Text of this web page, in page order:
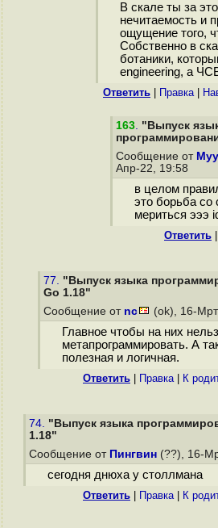
В скале ты за
нечитаемость и
ощущение того,
Собственно в
ботаники,
engineering, а
Ответить Правка|
163. "Выпуск
Сообщение от
Апр-22, 19:58
в целом
это борьба со
мериться эээ
Ответить
77. "Выпуск языка
Go 1.18"
Сообщение от nc (ok), 16-
Главное чтобы на них
метапрограммировать. А
полезная и логичная.
Ответить Правка| К
74. "Выпуск языка
1.18"
Сообщение от Пингвин (??), 16-
сегодня днюха у столлмана
Ответить Правка| К